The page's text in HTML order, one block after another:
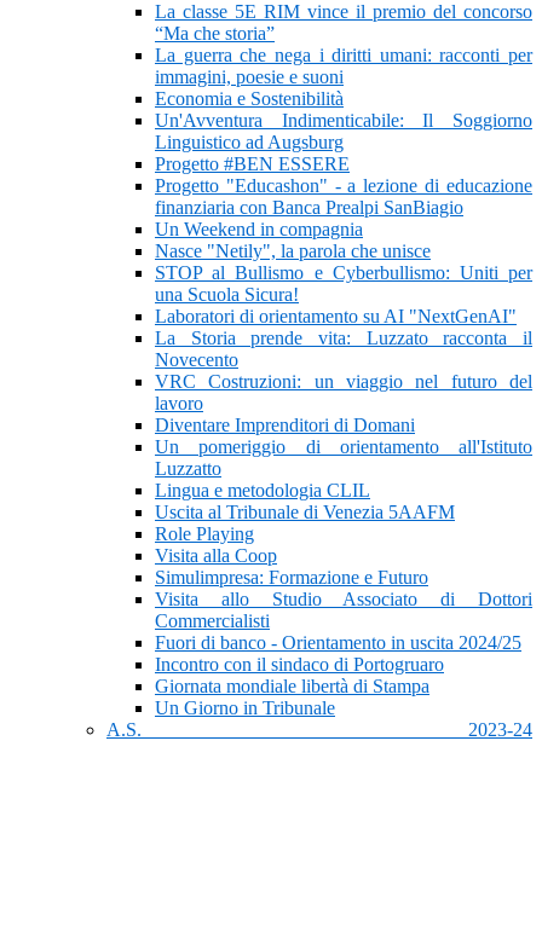
La classe 5E RIM vince il premio del concorso
“Ma che storia”
La guerra che nega i diritti umani: racconti per
immagini, poesie e suoni
Economia e Sostenibilità
Un'Avventura Indimenticabile: Il Soggiorno
Linguistico ad Augsburg
Progetto #BEN ESSERE
Progetto "Educashon" - a lezione di educazione
finanziaria con Banca Prealpi SanBiagio
Un Weekend in compagnia
Nasce "Netily", la parola che unisce
STOP al Bullismo e Cyberbullismo: Uniti per
una Scuola Sicura!
Laboratori di orientamento su AI "NextGenAI"
La Storia prende vita: Luzzato racconta il
Novecento
VRC Costruzioni: un viaggio nel futuro del
lavoro
Diventare Imprenditori di Domani
Un pomeriggio di orientamento all'Istituto
Luzzatto
Lingua e metodologia CLIL
Uscita al Tribunale di Venezia 5AAFM
Role Playing
Visita alla Coop
Simulimpresa: Formazione e Futuro
Visita allo Studio Associato di Dottori
Commercialisti
Fuori di banco - Orientamento in uscita 2024/25
Incontro con il sindaco di Portogruaro
Giornata mondiale libertà di Stampa
Un Giorno in Tribunale
A.S. 2023-24